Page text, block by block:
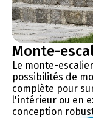
Monte-
Le monte-
possibilités de
complète pour
l'intérieur ou en
conception